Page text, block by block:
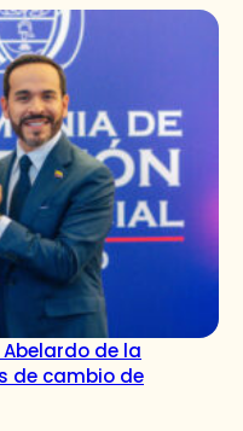
de la
de cambio de